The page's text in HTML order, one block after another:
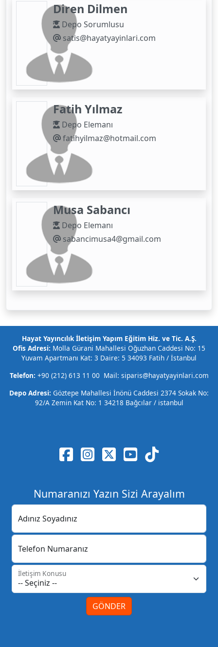
Diren Dilmen
Depo Sorumlusu
satis@hayatyayinlari.com
Fatih Yılmaz
Depo Elemanı
fatihyilmaz@hotmail.com
Musa Sabancı
Depo Elemanı
sabancimusa4@gmail.com
Hayat Yayıncılık İletişim Yapım Eğitim Hiz. ve Tic. A.Ş.
Ofis Adresi: Molla Gürani Mahallesi Oğuzhan Caddesi No: 15
Yuvam Apartmanı Kat: 3 Daire: 5 34093 Fatih / İstanbul
Telefon: +90 (212) 613 11 00 Mail: siparis@hayatyayinlari.com
Depo Adresi: Göztepe Mahallesi İnönü Caddesi 2374 Sokak No:
92/A Zemin Kat No: 1 34218 Bağcılar / istanbul
Numaranızı Yazın Sizi Arayalım
Adınız Soyadınız
Telefon Numaranız
İletişim Konusu
GÖNDER